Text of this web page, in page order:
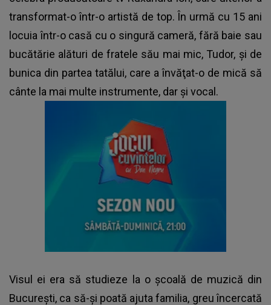
transformat-o într-o artistă de top. În urmă cu 15 ani
locuia într-o casă cu o singură cameră, fără baie sau
bucătărie alături de fratele său mai mic, Tudor, şi de
bunica din partea tatălui, care a învăţat-o de mică să
cânte la mai multe instrumente, dar și vocal.
Visul ei era să studieze la o şcoală de muzică din
Bucureşti, ca să-și poată ajuta familia, greu încercată